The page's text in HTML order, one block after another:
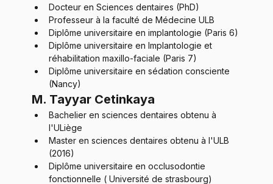
Docteur en Sciences dentaires (PhD)
Professeur à la faculté de Médecine ULB
Diplôme universitaire en implantologie (Paris 6)
Diplôme universitaire en Implantologie et
réhabilitation maxillo-faciale (Paris 7)
Diplôme universitaire en sédation consciente
(Nancy)
M. Tayyar Cetinkaya
Bachelier en sciences dentaires obtenu à
l'ULiège
Master en sciences dentaires obtenu à l'ULB
(2016)
Diplôme universitaire en occlusodontie
fonctionnelle ( Université de strasbourg)